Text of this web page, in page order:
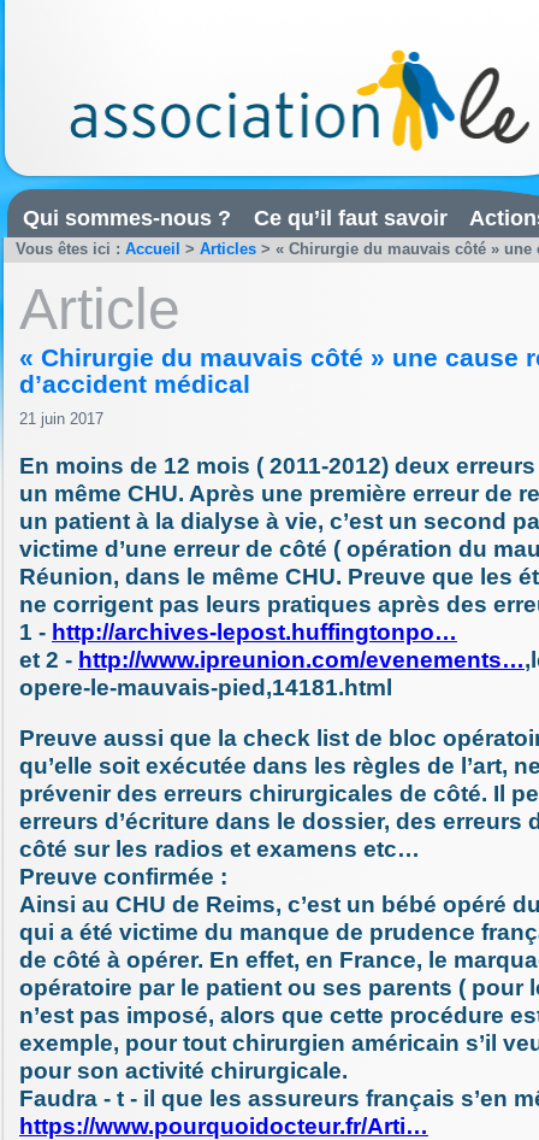
Qui sommes-nous ? Ce qu’il faut savoir
Vous êtes ici : Accueil > Articles > « Chirurgie du mauvais côté » une
Article
« Chirurgie du mauvais côté » une cause
d’accident médical
21 juin 2017
En moins de 12 mois ( 2011-2012) deux
un même CHU. Après une première erreur de
un patient à la dialyse à vie, c’est un second
victime d’une erreur de côté ( opération du
Réunion, dans le même CHU. Preuve que les
ne corrigent pas leurs pratiques après des
1 - http://archives-lepost.huffingtonpo…
et 2 - http://www.ipreunion.com/evenements…
opere-le-mauvais-pied,14181.html
Preuve aussi que la check list de bloc
qu’elle soit exécutée dans les règles de l’art,
prévenir des erreurs chirurgicales de côté. Il
erreurs d’écriture dans le dossier, des erreurs
côté sur les radios et examens etc…
Preuve confirmée :
Ainsi au CHU de Reims, c’est un bébé opéré
qui a été victime du manque de prudence
de côté à opérer. En effet, en France, le
opératoire par le patient ou ses parents ( pour
n’est pas imposé, alors que cette procédure
exemple, pour tout chirurgien américain s’il
pour son activité chirurgicale.
Faudra - t - il que les assureurs français s’en
https://www.pourquoidocteur.fr/Arti…